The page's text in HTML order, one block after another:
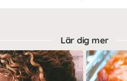
Lär dig mer